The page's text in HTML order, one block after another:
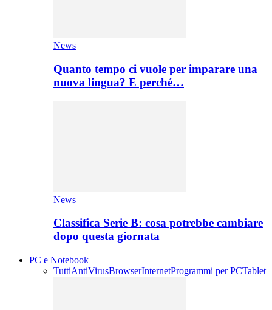
News
Quanto tempo ci vuole per imparare una
nuova lingua? E perché…
News
Classifica Serie B: cosa potrebbe cambiare
dopo questa giornata
PC e Notebook
TuttiAntiVirusBrowserInternetProgrammi per PCTablet